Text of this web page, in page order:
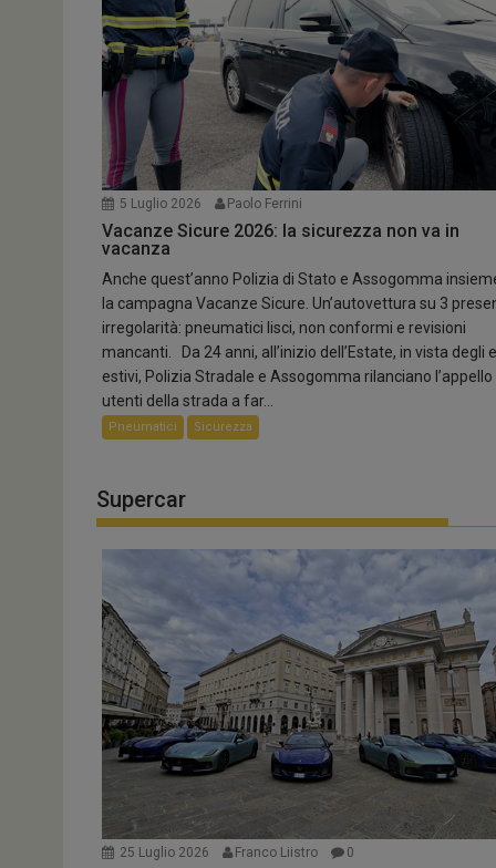
6 Agosto 2026 Paolo Ferrini 0
Smart aggiorna la gamma
Smart #5 Premium debutta con la trazione integrale
Ecologiche
Mercedes-Benz Italia amplia l’offerta
5 Luglio 2026 Paolo Ferrini
Vacanze Sicure 2026: la sicurezza non va in
vacanza
Anche quest’anno Polizia di Stato e Assogomma
la campagna Vacanze Sicure. Un’autovettura su 3
irregolarità: pneumatici lisci, non conformi e revisioni
mancanti. Da 24 anni, all’inizio dell’Estate, in vista degli
estivi, Polizia Stradale e Assogomma rilanciano l’appello
utenti della strada a far...
Pneumatici Sicurezza
Supercar
25 Luglio 2026 Franco Liistro 0